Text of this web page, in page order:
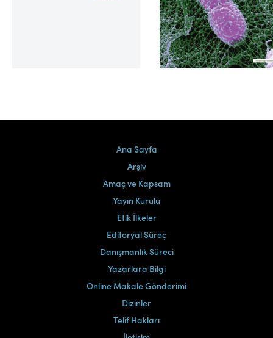
Cilt 39, Sayı 2
Ana Sayfa
Arşiv
Amaç ve Kapsam
Yayın Kurulu
Etik İlkeler
Editoryal Süreç
Danışmanlık Süreci
Yazarlara Bilgi
Online Makale Gönderimi
Dizinler
Telif Hakları